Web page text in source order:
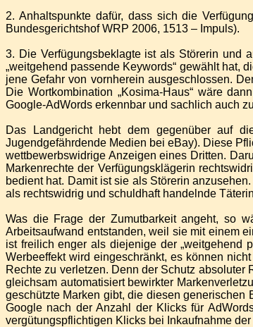
2. Anhaltspunkte dafür, dass sich die
Bundesgerichtshof WRP 2006, 1513 – Impuls).
3. Die Verfügungsbeklagte ist als Störerin und
„weitgehend passende Keywords“ gewählt hat,
jene Gefahr von vornherein ausgeschlossen.
Die Wortkombination „Kosima-Haus“ wäre
Google-AdWords erkennbar und sachlich auch
Das Landgericht hebt dem gegenüber auf
Jugendgefährdende Medien bei eBay). Diese
wettbewerbswidrige Anzeigen eines Dritten.
Markenrechte der Verfügungsklägerin
bedient hat. Damit ist sie als Störerin
als rechtswidrig und schuldhaft handelnde
Was die Frage der Zumutbarkeit angeht, so
Arbeitsaufwand entstanden, weil sie mit einem
ist freilich enger als diejenige der „weitgehend
Werbeeffekt wird eingeschränkt, es können
Rechte zu verletzen. Denn der Schutz
gleichsam automatisiert bewirkter
geschützte Marken gibt, die diesen
Google nach der Anzahl der Klicks für
vergütungspflichtigen Klicks bei Inkaufnahme